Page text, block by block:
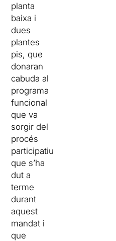
planta
baixa i
dues
plantes
pis, que
donaran
cabuda al
programa
funcional
que va
sorgir del
procés
participatiu
que s’ha
dut a
terme
durant
aquest
mandat i
que